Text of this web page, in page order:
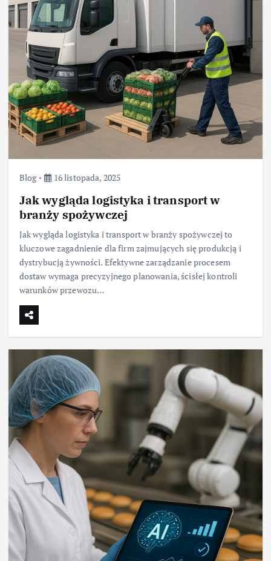
Blog 16 listopada, 2025
Jak wygląda logistyka i transport w
branży spożywczej
Jak wygląda logistyka i transport w branży spożywczej to
kluczowe zagadnienie dla firm zajmujących się produkcją i
dystrybucją żywności. Efektywne zarządzanie procesem
dostaw wymaga precyzyjnego planowania, ścisłej kontroli
warunków przewozu…